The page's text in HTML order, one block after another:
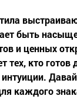
быть
и ценных
тех, кто готов
каждого